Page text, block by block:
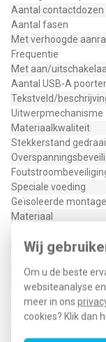
Wij
Om u de beste
websiteanalyse
meer in ons
cookies? Klik dan
Aantal contactdozen
Aantal fasen
Met verhoogde
Frequentie
Met aan/
Aantal USB-A
Tekstveld/
Uitwerpmechanisme
Materiaalkwaliteit
Stekkerstand
Speciale voeding
Geïsoleerde montage
Materiaal
Bevestigingswijze
Montagerichting
RAL-nummer
Slagvastheid
Meeschakelende nul